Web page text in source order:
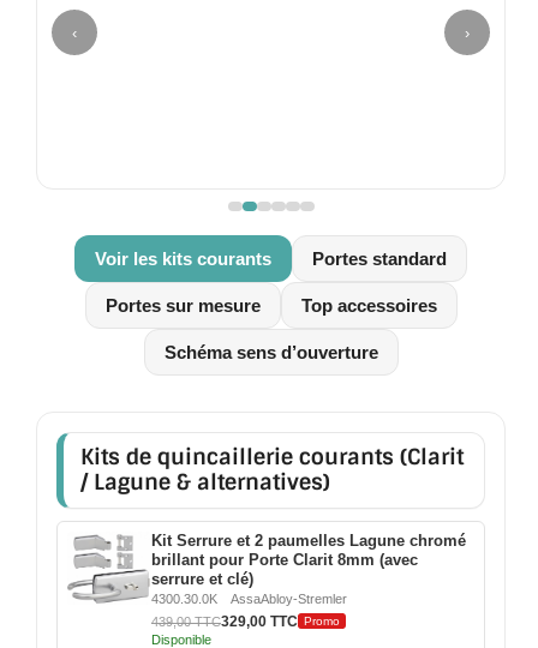
MIROIR PAROI DE DOUCHE
MIROIR TV
VERRE SUR MESURE
VERRE EXTRACLAIR
PAROI DE DOUCHE
VERRE FEUILLETÉ
VERRE ANTI-REFLET
VERRE LAQUÉ/CRÉDENCE
‹
Porte
en
verre
intégrée
›
Voir les kits courants Portes standard
Portes sur mesure Top accessoires
Schéma sens d’ouverture
Kits de quincaillerie courants (Clarit
/ Lagune & alternatives)
Kit Serrure et 2 paumelles Lagune chromé
brillant pour Porte Clarit 8mm (avec
serrure et clé)
4300.30.0K
AssaAbloy-Stremler
439,00 TTC329,00 TTC Promo
Disponible